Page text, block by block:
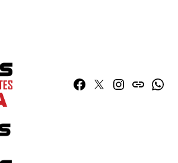
Facebook
TwitterInstagram
issuu